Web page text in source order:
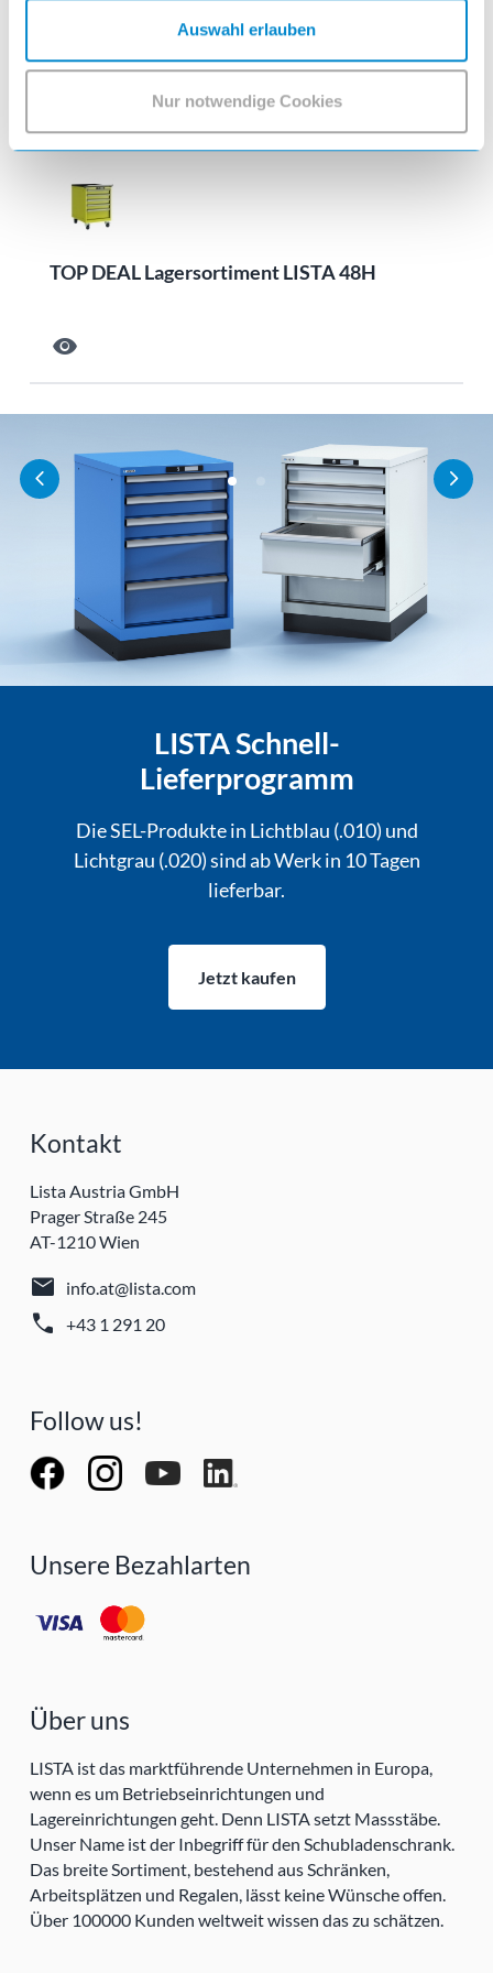
Auswahl erlauben
Nur notwendige Cookies
Werkstattwagen im Rennsport-Design
TOP DEAL Lagersortiment LISTA 48H
visibility
LISTA Schnell-
Lieferprogramm
Die SEL-Produkte in Lichtblau (.010) und
Lichtgrau (.020) sind ab Werk in 10 Tagen
lieferbar.
Jetzt kaufen
Kontakt
Lista Austria GmbH
Prager Straße 245
AT-1210 Wien
mail info.at@lista.com
call +43 1 291 20
Follow us!
Unsere Bezahlarten
Über uns
LISTA ist das marktführende Unternehmen in Europa,
wenn es um Betriebseinrichtungen und
Lagereinrichtungen geht. Denn LISTA setzt Massstäbe.
Unser Name ist der Inbegriff für den Schubladenschrank.
Das breite Sortiment, bestehend aus Schränken,
Arbeitsplätzen und Regalen, lässt keine Wünsche offen.
Über 100000 Kunden weltweit wissen das zu schätzen.